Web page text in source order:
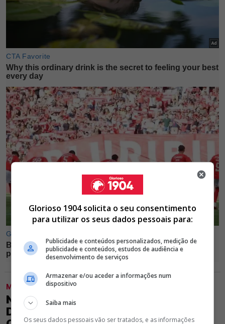
MODALIDADES
NEGÓCIO FECHADO! ABOUBACAR
DRAMÉ ESTÁ PRÓXIMO DE REFORÇAR
Glorioso 1904 solicita o seu consentimento
para utilizar os seus dados pessoais para:
Publicidade e conteúdos personalizados, medição de
publicidade e conteúdos, estudos de audiência e
desenvolvimento de serviços
Armazenar e/ou aceder a informações num
dispositivo
Saiba mais
Os seus dados pessoais vão ser tratados, e as informações